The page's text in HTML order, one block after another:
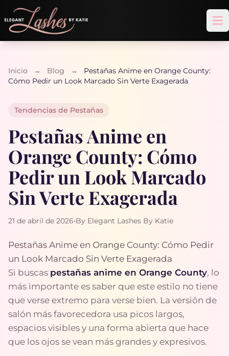
Inicio → Blog →
Pestañas Anime en Orange County:
Cómo Pedir un Look Marcado Sin Verte Exagerada
Tendencias de Pestañas
Pestañas Anime en
Orange County: Cómo
Pedir un Look Marcado
Sin Verte Exagerada
21 de abril de 2026•By Elegant Lashes By Katie
Pestañas Anime en Orange County: Cómo Pedir
un Look Marcado Sin Verte Exagerada
Si buscas pestañas anime en Orange County, lo
más importante es saber que este estilo no tiene
que verse extremo para verse bien. La versión de
salón más favorecedora usa picos largos,
espacios visibles y una forma abierta que hace
que los ojos se vean más grandes y expresivos.